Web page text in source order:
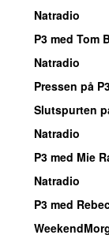
Natradio
P3 med Tom
Natradio
Pressen på
Slutspurten
Natradio
P3 med Mie
Natradio
P3 med